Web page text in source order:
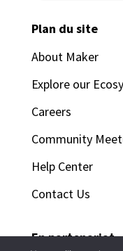
Plan du site
About Maker
Explore our
Careers
Community
Help Center
Contact Us
En partenariat